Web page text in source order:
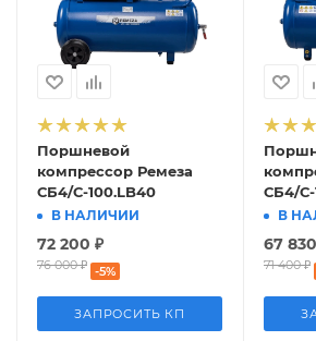
Поршневой
компрессор Ремеза
СБ4/С-100.LB40
В НАЛИЧИИ
72 200 ₽
76 000₽ -5%
ЗАПРОСИТЬ КП
СБ4/С-
В
67 830
71 400₽